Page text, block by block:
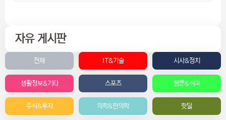
자유 게시판
전체 IT&기술 시사&정치
생활정보&기타 스포츠 웹툰&취미
주식&투자 의학&한의학 핫딜